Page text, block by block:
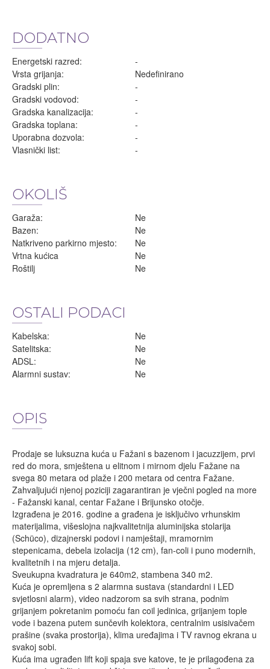
DODATNO
Energetski razred:
-
Vrsta grijanja:
Nedefinirano
Gradski plin:
-
Gradski vodovod:
-
Gradska kanalizacija:
-
Gradska toplana:
-
Uporabna dozvola:
-
Vlasnički list:
-
OKOLIŠ
Garaža:
Ne
Bazen:
Ne
Natkriveno parkirno mjesto:
Ne
Vrtna kućica
Ne
Roštilj
Ne
OSTALI PODACI
Kabelska:
Ne
Satelitska:
Ne
ADSL:
Ne
Alarmni sustav:
Ne
OPIS
Prodaje se luksuzna kuća u Fažani s bazenom i jacuzzijem, prvi
red do mora, smještena u elitnom i mirnom djelu Fažane na
svega 80 metara od plaže i 200 metara od centra Fažane.
Zahvaljujući njenoj poziciji zagarantiran je vječni pogled na more
- Fažanski kanal, centar Fažane i Brijunsko otočje.
Izgrađena je 2016. godine a građena je isključivo vrhunskim
materijalima, višeslojna najkvalitetnija aluminijska stolarija
(Schüco), dizajnerski podovi i namještaji, mramornim
stepenicama, debela izolacija (12 cm), fan-coli i puno modernih,
kvalitetnih i na mjeru detalja.
Sveukupna kvadratura je 640m2, stambena 340 m2.
Kuća je opremljena s 2 alarmna sustava (standardni i LED
svjetlosni alarm), video nadzorom sa svih strana, podnim
grijanjem pokretanim pomoću fan coil jedinica, grijanjem tople
vode i bazena putem sunčevih kolektora, centralnim usisivačem
prašine (svaka prostorija), klima uređajima i TV ravnog ekrana u
svakoj sobi.
Kuća ima ugrađen lift koji spaja sve katove, te je prilagođena za